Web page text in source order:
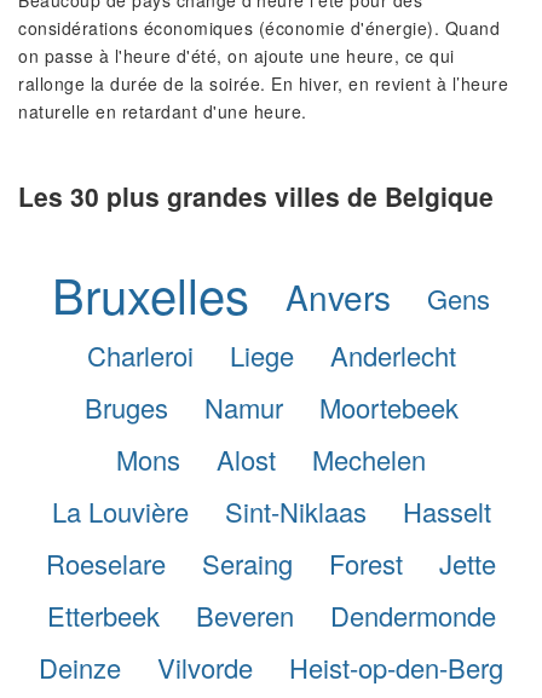
considérations économiques (économie d'énergie). Quand
on passe à l'heure d'été, on ajoute une heure, ce qui
rallonge la durée de la soirée. En hiver, en revient à l’heure
naturelle en retardant d'une heure.
Les 30 plus grandes villes de Belgique
Bruxelles Anvers
Gens
Charleroi
Liege
Anderlecht
Bruges
Namur
Moortebeek
Mons
Alost
Mechelen
La Louvière
Sint-Niklaas
Hasselt
Roeselare
Seraing Forest
Jette
Etterbeek
Beveren
Dendermonde
Deinze
Vilvorde
Heist-op-den-Berg